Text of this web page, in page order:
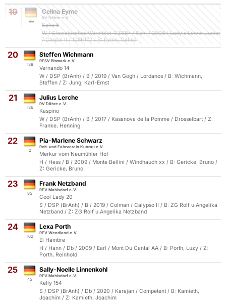
19
22
Celina Eyme
RV Dähre e.V.
Salio 5
W / Slowakisches Warmblut-CZSB- / Schi / 2008 / Lady's Lower Junior
/ Caspal II / 108HI72 / B: Eyme, Celina
20
138
Steffen Wichmann
RFSV Bismark e.V.
Vernando 14
W / DSP (BrAnh) / B / 2019 / Van Gogh / Lordanos / B: Wichmann,
Steffen / Z: Jung, Karl-Ernst
21
136
Julius Lerche
RV Dähre e.V.
Kaspino
W / DSP (BrAnh) / B / 2017 / Kasanova de la Pomme / Drosselbart / Z:
Franke, Henning
22
2
Pia-Marlene Schwarz
Reit-und Fahrverein Kunrau e.V.
Merkur vom Neumühler Hof
H / Hess / B / 2009 / Monte Bellini / Windhauch xx / B: Gericke, Bruno /
Z: Gericke, Bruno
23
85
Frank Netzband
RFV Mahlsdorf e.V.
Cool Lady 20
S / DSP (BrAnh) / B / 2019 / Colman / Calypso II / B: ZG Rolf u.Angelika
Netzband / Z: ZG Rolf u.Angelika Netzband
24
162
Lexa Porth
RFV Wendland e.V.
El Hambre
H / Hann / Db / 2009 / Earl / Mont Du Cantal AA / B: Porth, Luzy / Z:
Porth, Reinhold
25
45
Sally-Noelle Linnenkohl
RFV Mahlsdorf e.V.
Kelly 154
S / DSP (BrAnh) / Db / 2020 / Karajan / Competent / B: Kamieth,
Joachim / Z: Kamieth, Joachim